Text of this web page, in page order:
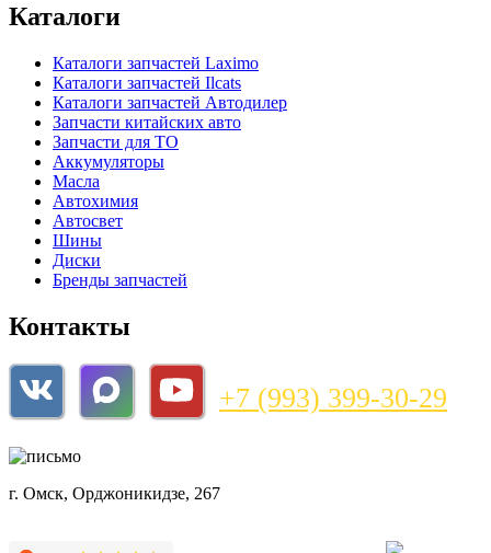
Каталоги
Каталоги запчастей Laximo
Каталоги запчастей Ilcats
Каталоги запчастей Автодилер
Запчасти китайских авто
Запчасти для ТО
Аккумуляторы
Масла
Автохимия
Автосвет
Шины
Диски
Бренды запчастей
Контакты
+7 (993) 399-30-29
г. Омск, Орджоникидзе, 267